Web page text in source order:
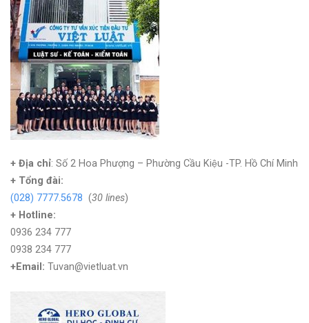
+ Địa chỉ: Số 2 Hoa Phượng – Phường Cầu Kiệu -TP. Hồ Chí Minh
+ Tổng đài:
(028) 7777.5678 (30 lines)
+ Hotline:
0936 234 777
0938 234 777
+Email: Tuvan@vietluat.vn